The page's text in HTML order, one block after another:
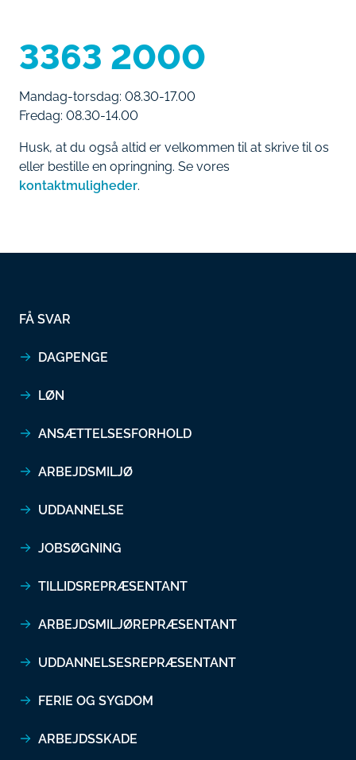
3363 2000
Mandag-torsdag: 08.30-17.00
Fredag: 08.30-14.00
Husk, at du også altid er velkommen til at skrive til os
eller bestille en opringning. Se vores
kontaktmuligheder.
FÅ SVAR
DAGPENGE
LØN
ANSÆTTELSESFORHOLD
ARBEJDSMILJØ
UDDANNELSE
JOBSØGNING
TILLIDSREPRÆSENTANT
ARBEJDSMILJØREPRÆSENTANT
UDDANNELSESREPRÆSENTANT
FERIE OG SYGDOM
ARBEJDSSKADE